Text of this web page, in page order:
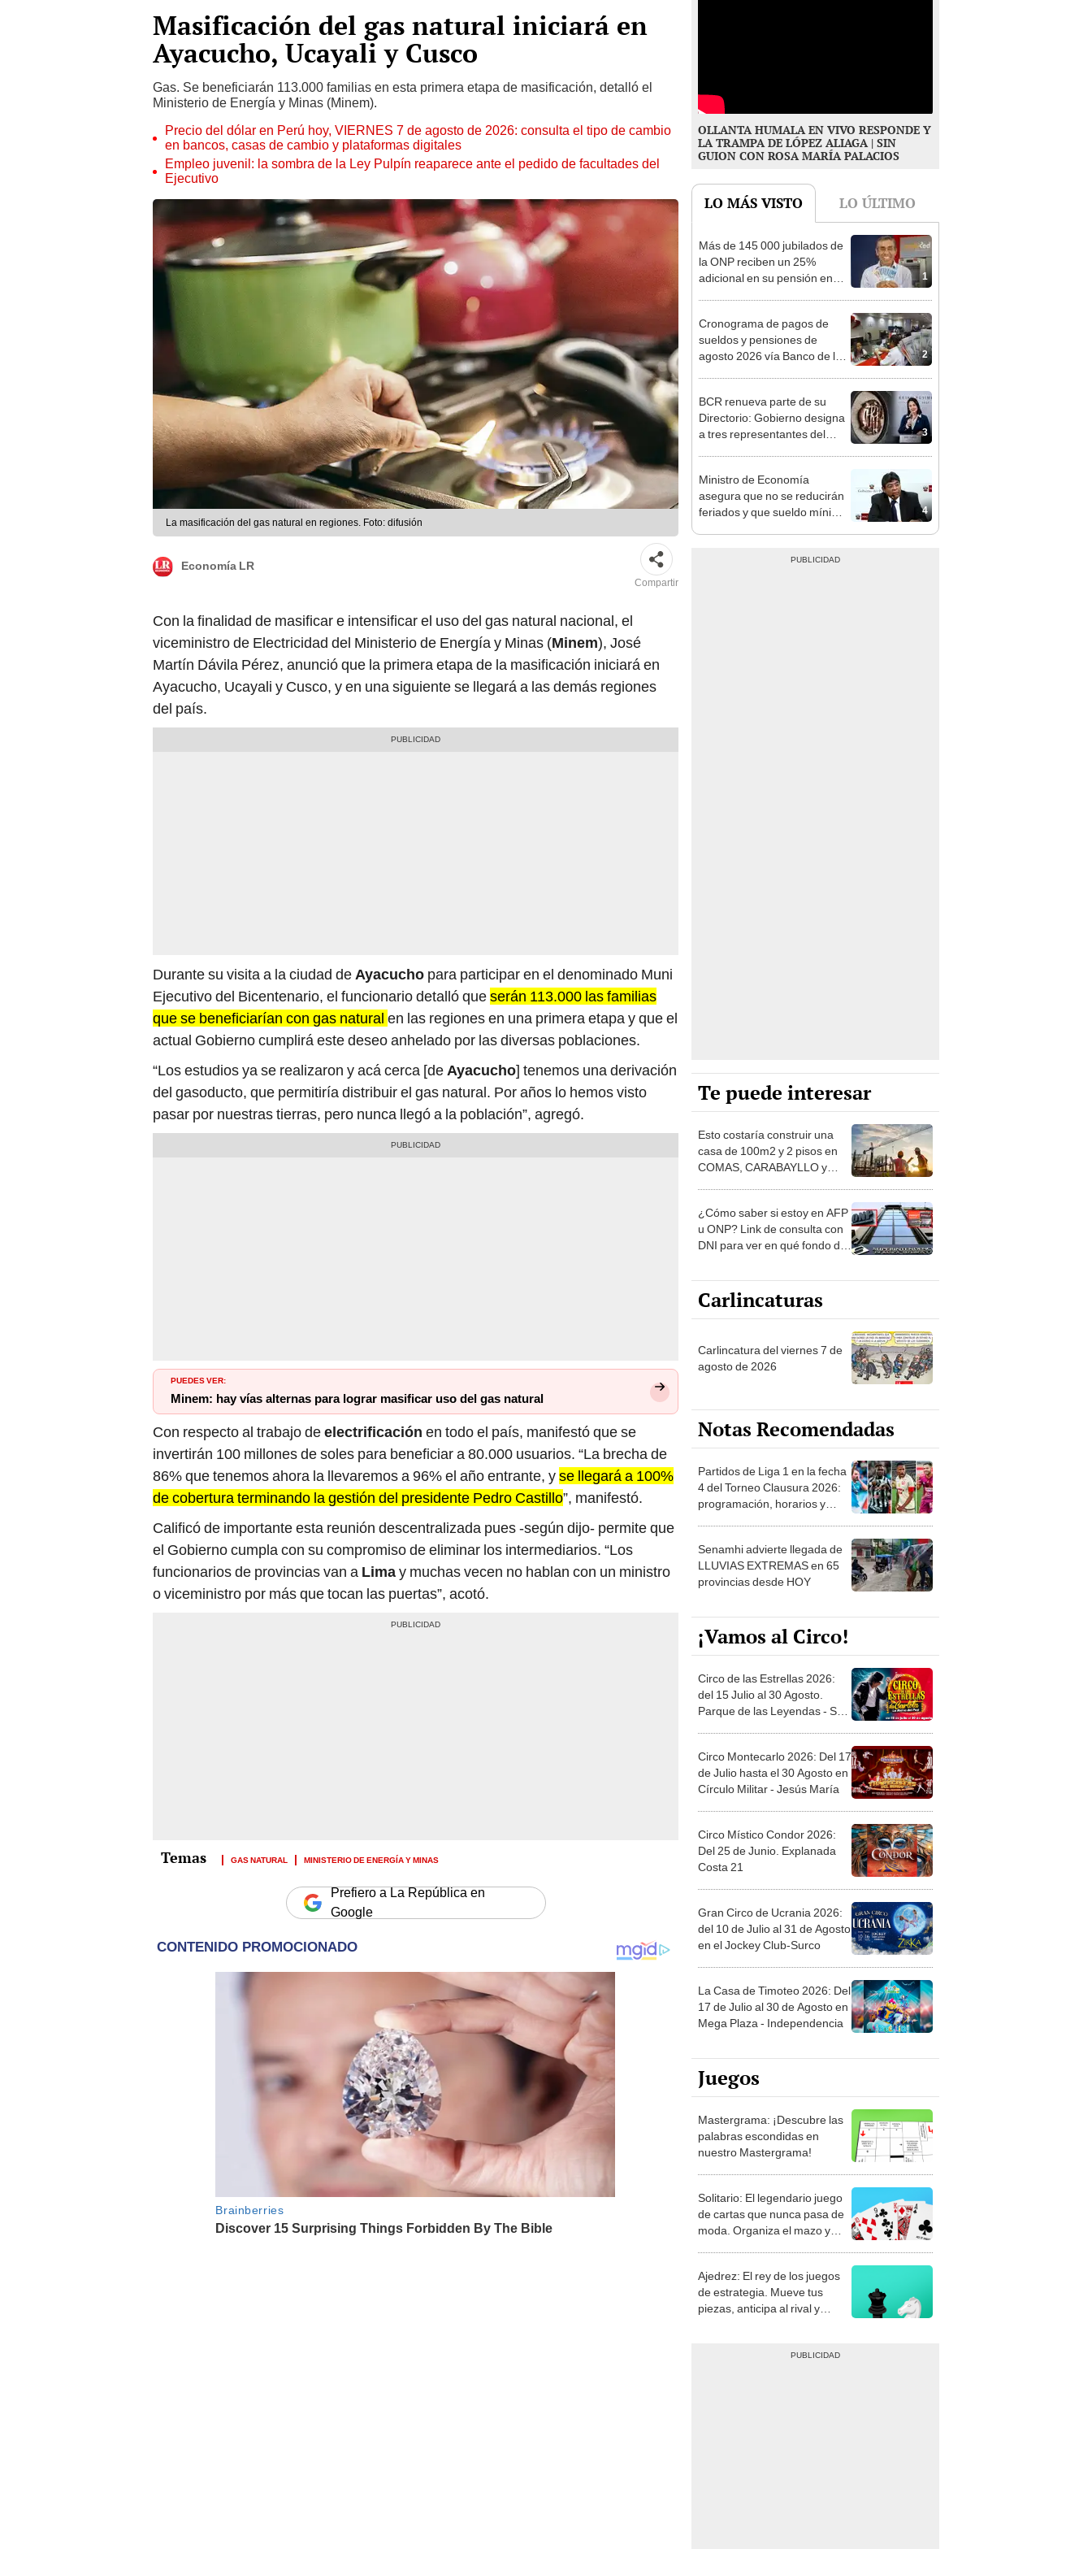
Masificación del gas natural iniciará en
Ayacucho, Ucayali y Cusco
Gas. Se beneficiarán 113.000 familias en esta primera etapa de masificación, detalló el
Ministerio de Energía y Minas (Minem).
Precio del dólar en Perú hoy, VIERNES 7 de agosto de 2026: consulta el tipo de cambio
en bancos, casas de cambio y plataformas digitales
Empleo juvenil: la sombra de la Ley Pulpín reaparece ante el pedido de facultades del
Ejecutivo
La masificación del gas natural en regiones. Foto: difusión
Economía LR
Compartir
Con la finalidad de masificar e intensificar el uso del gas natural nacional, el
viceministro de Electricidad del Ministerio de Energía y Minas (Minem), José
Martín Dávila Pérez, anunció que la primera etapa de la masificación iniciará en
Ayacucho, Ucayali y Cusco, y en una siguiente se llegará a las demás regiones
del país.
Durante su visita a la ciudad deAyacucho para participar en el denominado Muni
Ejecutivo del Bicentenario, el funcionario detalló queserán 113.000 las familias
que se beneficiarían con gas natural en las regiones en una primera etapa y que el
actual Gobierno cumplirá este deseo anhelado por las diversas poblaciones.
“Los estudios ya se realizaron y acá cerca [deAyacucho] tenemos una derivación
del gasoducto, que permitiría distribuir el gas natural. Por años lo hemos visto
pasar por nuestras tierras, pero nunca llegó a la población”, agregó.
PUEDES VER:
Minem: hay vías alternas para lograr masificar uso del gas natural
Con respecto al trabajo deelectrificación en todo el país, manifestó que se
invertirán 100 millones de soles para beneficiar a 80.000 usuarios. “La brecha de
86% que tenemos ahora la llevaremos a 96% el año entrante, yse llegará a 100%
de cobertura terminando la gestión del presidente Pedro Castillo”, manifestó.
Calificó de importante esta reunión descentralizada pues -según dijo- permite que
el Gobierno cumpla con su compromiso de eliminar los intermediarios. “Los
funcionarios de provincias van a Limay muchas vecen no hablan con un ministro
o viceministro por más que tocan las puertas”, acotó.
GAS NATURAL MINISTERIO DE ENERGÍA Y MINAS
Prefiero a La República en
Google
OLLANTA HUMALA EN VIVO RESPONDE Y
LA TRAMPA DE LÓPEZ ALIAGA | SIN
GUION CON ROSA MARÍA PALACIOS
LO MÁS VISTO LO ÚLTIMO
1
Más de 145 000 jubilados de
la ONP reciben un 25%
adicional en su pensión en
2
Cronograma de pagos de
sueldos y pensiones de
agosto 2026 vía Banco de la
3
BCR renueva parte de su
Directorio: Gobierno designa
a tres representantes del
4
Ministro de Economía
asegura que no se reducirán
feriados y que sueldo mínimo
Te puede interesar
Esto costaría construir una
casa de 100m2 y 2 pisos en
COMAS, CARABAYLLO y
¿Cómo saber si estoy en AFP
u ONP? Link de consulta con
DNI para ver en qué fondo de
Carlincaturas
Carlincatura del viernes 7 de
agosto de 2026
Notas Recomendadas
Partidos de Liga 1 en la fecha
4 del Torneo Clausura 2026:
programación, horarios y
Senamhi advierte llegada de
LLUVIAS EXTREMAS en 65
provincias desde HOY
¡Vamos al Circo!
Circo de las Estrellas 2026:
del 15 Julio al 30 Agosto.
Parque de las Leyendas - San
Circo Montecarlo 2026: Del 17
de Julio hasta el 30 Agosto en
Círculo Militar - Jesús María
Circo Místico Condor 2026:
Del 25 de Junio. Explanada
Costa 21
Gran Circo de Ucrania 2026:
del 10 de Julio al 31 de Agosto
en el Jockey Club-Surco
La Casa de Timoteo 2026: Del
17 de Julio al 30 de Agosto en
Mega Plaza - Independencia
Juegos
Mastergrama: ¡Descubre las
palabras escondidas en
nuestro Mastergrama!
Solitario: El legendario juego
de cartas que nunca pasa de
moda. Organiza el mazo y
Ajedrez: El rey de los juegos
de estrategia. Mueve tus
piezas, anticipa al rival y